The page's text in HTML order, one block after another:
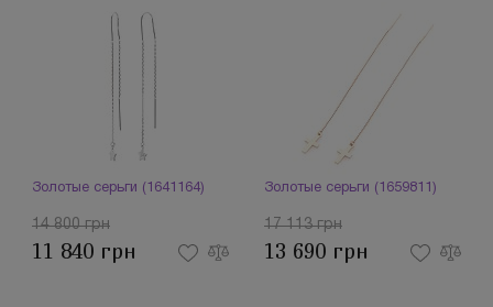
Золотые серьги (1641164)
14 800 грн
11 840 грн
Золотые серьги (1659811)
17 113 грн
13 690 грн